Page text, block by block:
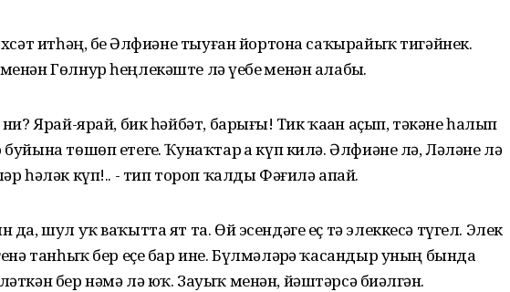
итһәң, беҙ Әлфиәне тыуған йортона саҡырайыҡ тигәйнек.
Гөлнур һеңлекәште лә үҙебеҙ менән алабыҙ.
Ярай-ярай, бик һәйбәт, барығыҙ! Тик ҡаҙан аҫып, тәкәне һалып
төшөп етегеҙ. Ҡунаҡтар ҙа күп килә. Әлфиәне лә, Ләләне лә
һәләк күп!.. - тип тороп ҡалды Фәғилә апай.
да, шул уҡ ваҡытта ят та. Өй эсендәге еҫ тә элеккесә түгел. Элек
танһыҡ бер еҫе бар ине. Бүлмәләрҙә ҡасандыр уның бында
бер нәмә лә юҡ. Зауыҡ менән, йәштәрсә биҙәлгән.